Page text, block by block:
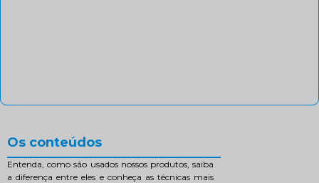
Os conteúdos
Entenda, como são usados nossos produtos, saiba
a diferença entre eles e conheça as técnicas mais